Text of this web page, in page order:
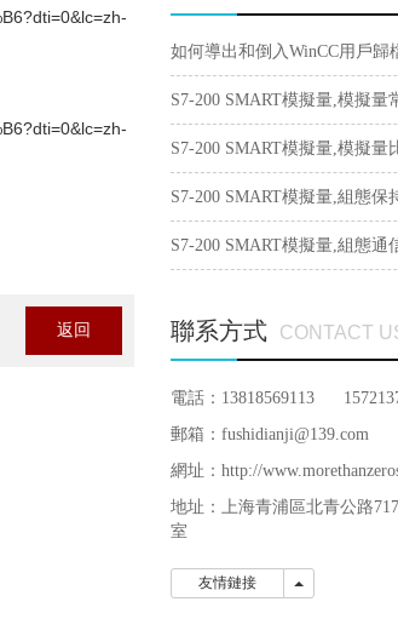
返回
如何導出和倒入WinCC用戶歸
錄？
S7-200 SMART模擬量,模擬量
S7-200 SMART模擬量,模擬量
S7-200 SMART模擬量,組態保
S7-200 SMART模擬量,組態通
聯系方式 CONTACT
電話：13818569113
郵箱：fushidianji@139.com
網址：http://
地址： 上海青浦區北青公路
室
友情鏈接 友情鏈接